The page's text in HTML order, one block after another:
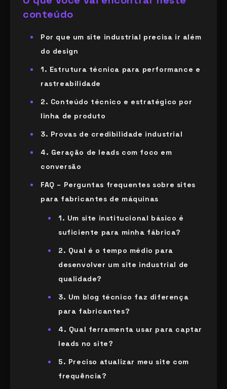
conteúdo
Por que um site industrial precisa ir além
do design
1. Estrutura técnica para performance e
rastreabilidade
2. Conteúdo técnico e estratégico por
linha de produto
3. Provas de credibilidade industrial
4. Geração de leads com foco em
conversão
FAQ – Perguntas frequentes sobre sites
para fabricantes de máquinas
1. Um site institucional básico é
suficiente para minha fábrica?
2. Qual é o tempo médio para
desenvolver um site industrial de
qualidade?
3. Um blog técnico faz diferença
para fabricantes?
4. Qual ferramenta usar para captar
leads no site?
5. Preciso atualizar meu site com
frequência?